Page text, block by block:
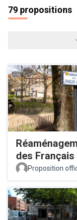
79 propositions
des
Proposition